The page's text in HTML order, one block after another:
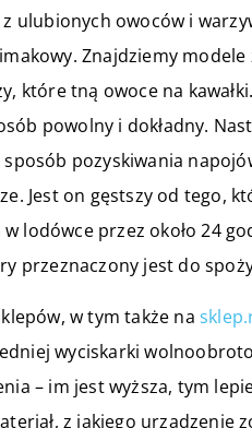
ulubionych owoców i
Znajdziemy
które tną owoce na
powolny i dokładny.
sposób pozyskiwania
Jest on gęstszy od tego,
lodówce przez około 24
przeznaczony jest do
w tym także na
wyciskarki
– im jest wyższa, tym
z jakiego urządzenie